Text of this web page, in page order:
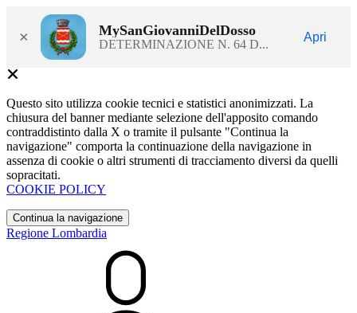
× MySanGiovanniDelDosso
DETERMINAZIONE N. 64 D...
Apri
Questo sito utilizza cookie tecnici e statistici anonimizzati. La
chiusura del banner mediante selezione dell'apposito comando
contraddistinto dalla X o tramite il pulsante "Continua la
navigazione" comporta la continuazione della navigazione in
assenza di cookie o altri strumenti di tracciamento diversi da quelli
sopracitati.
COOKIE POLICY
Continua la navigazione
Regione Lombardia